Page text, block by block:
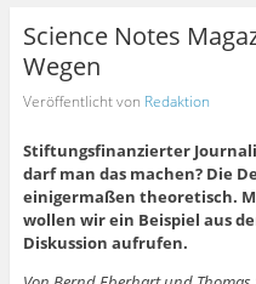
Science Notes
Wegen
Veröffentlicht von Redaktion
Stiftungsfinanzierter
darf man das machen? Die
einigermaßen theoretisch.
wollen wir ein Beispiel aus
Diskussion aufrufen.